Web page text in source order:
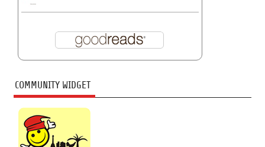
COMMUNITY WIDGET